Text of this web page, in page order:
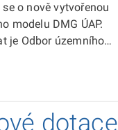
o nově vytvořenou
modelu DMG ÚAP.
je Odbor územního
dotace